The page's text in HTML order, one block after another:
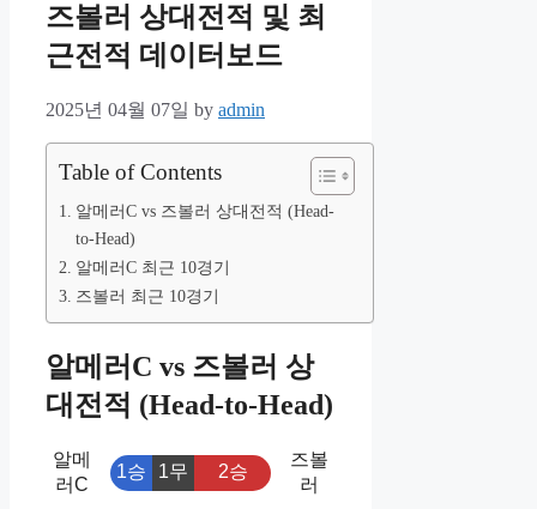
즈볼러 상대전적 및 최
근전적 데이터보드
2025년 04월 07일 by admin
Table of Contents
알메러C vs 즈볼러 상대전적 (Head-
to-Head)
알메러C 최근 10경기
즈볼러 최근 10경기
알메러C vs 즈볼러 상
대전적 (Head-to-Head)
알메
러C
1승 1무 2승
즈볼
러